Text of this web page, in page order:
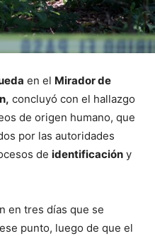
en el Mirador de
concluyó con el hallazgo
de origen humano, que
por las autoridades
de identificación y
en tres días que se
punto, luego de que el